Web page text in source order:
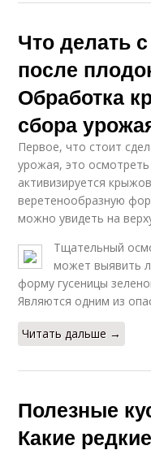
Что делать
после
Обработка
сбора
Первое, что стоит
урожая, это
активизируется
веретенообразную
можно увидеть на
Тщательный
может выявить
форму гусеницы
Являются одним из
Читать дальше →
Полезные
Какие